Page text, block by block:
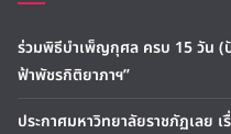
ร่วมพิธีบำเพ็ญกุศล ครบ 15 วัน (
ฟ้าพัชรกิติยาภาฯ”
ประกาศมหาวิทยาลัยราชภัฏเลย